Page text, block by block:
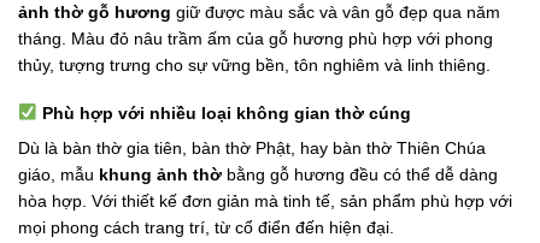
ảnh thờ gỗ hương giữ được màu sắc và vân gỗ đẹp qua năm
tháng. Màu đỏ nâu trầm ấm của gỗ hương phù hợp với phong
thủy, tượng trưng cho sự vững bền, tôn nghiêm và linh thiêng.
Phù hợp với nhiều loại không gian thờ cúng
Dù là bàn thờ gia tiên, bàn thờ Phật, hay bàn thờ Thiên Chúa
giáo, mẫu khung ảnh thờ bằng gỗ hương đều có thể dễ dàng
hòa hợp. Với thiết kế đơn giản mà tinh tế, sản phẩm phù hợp với
mọi phong cách trang trí, từ cổ điển đến hiện đại.